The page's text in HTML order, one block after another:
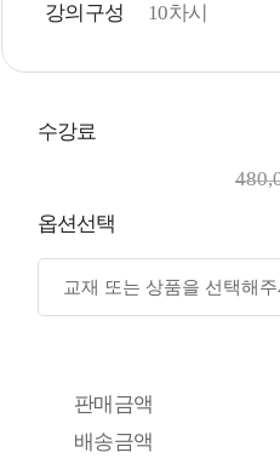
강의구성
10차시
수강료
옵션선택
판매금액
배송금액